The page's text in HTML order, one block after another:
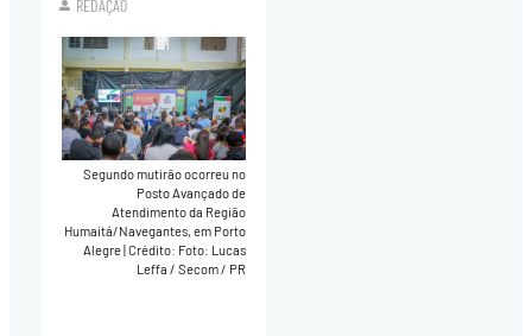
REDAÇÃO
Segundo mutirão ocorreu no
Posto Avançado de
Atendimento da Região
Humaitá/Navegantes, em Porto
Alegre|Crédito: Foto: Lucas
Leffa / Secom / PR